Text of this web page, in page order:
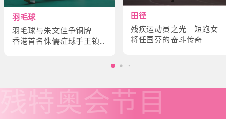
羽毛球
羽毛球与朱文佳争铜牌
香港首名侏儒症球手王镇
田径
残疾运动员之光 短跑女
将任国芬的奋斗传奇
残特奥会节目